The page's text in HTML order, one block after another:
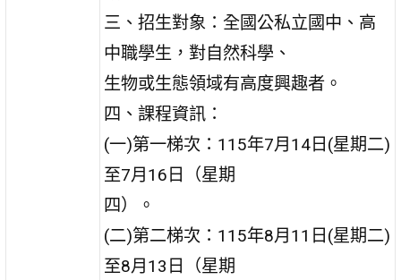
三、招生對象：全國公私立國中、高
中職學生，對自然科學、
生物或生態領域有高度興趣者。
四、課程資訊：
(一)第一梯次：115年7月14日(星期二)
至7月16日（星期
四）。
(二)第二梯次：115年8月11日(星期二)
至8月13日（星期